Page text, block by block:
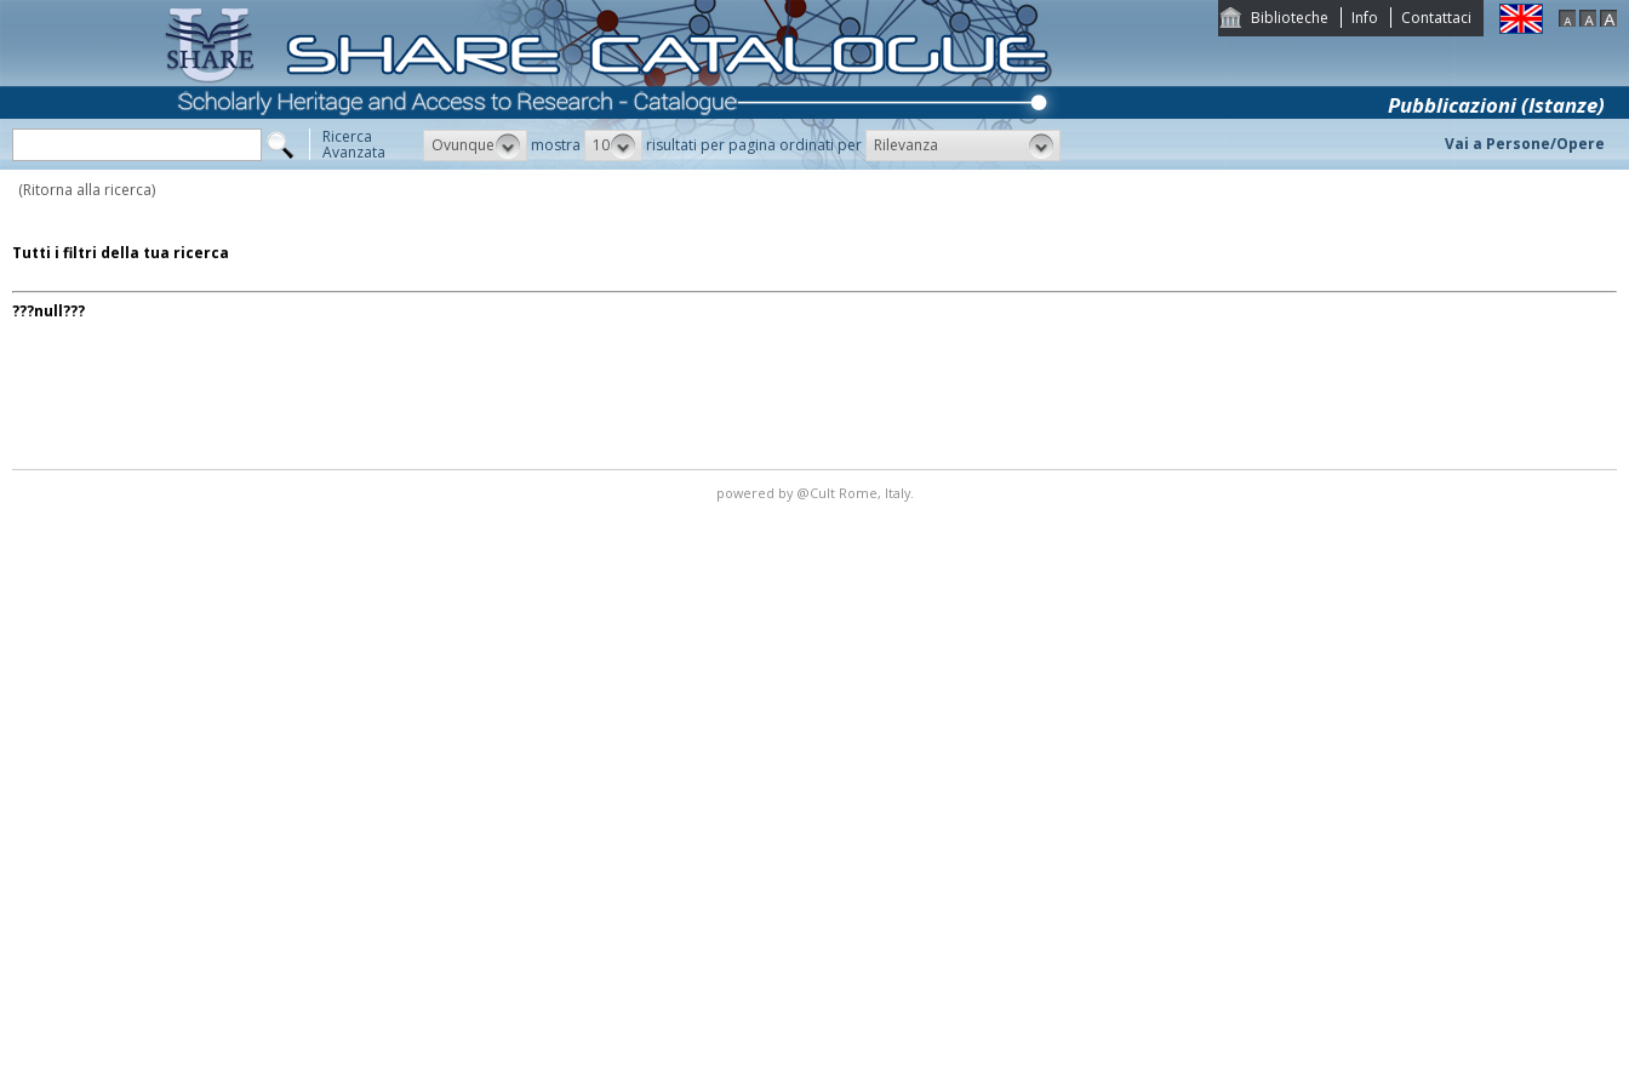
Biblioteche Info Contattaci
Pubblicazioni (Istanze)
Ricerca
Avanzata Ovunque mostra 10 risultati per pagina ordinati per Rilevanza Vai a Persone/Opere
(Ritorna alla ricerca)
Tutti i filtri della tua ricerca
???null???
powered by @Cult Rome, Italy.